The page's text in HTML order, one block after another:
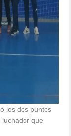
los dos puntos
luchador que